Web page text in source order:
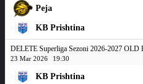
Peja
KB Prishtina
DELETE Superliga Sezoni 2026-2027 OLD
23 Mar 2026 19:30
KB Prishtina